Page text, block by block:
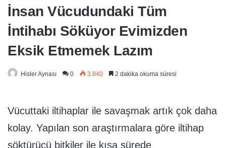
İnsan Vücudundaki Tüm
İntihabı Söküyor Evimizden
Eksik Etmemek Lazım
Hisler Aynası 0 3.840 2 dakika okuma süresi
Vücuttaki iltihaplar ile savaşmak artık çok daha
kolay. Yapılan son araştırmalara göre iltihap
söktürücü bitkiler ile kısa sürede